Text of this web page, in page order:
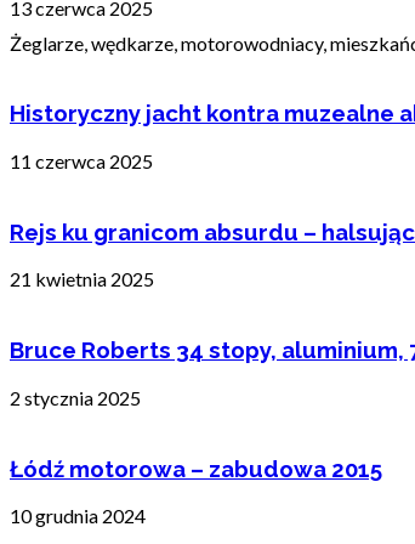
13 czerwca 2025
Żeglarze, wędkarze, motorowodniacy,
Historyczny jacht kontra muzealne
11 czerwca 2025
Rejs ku granicom absurdu –
21 kwietnia 2025
Bruce Roberts 34 stopy, aluminium,
2 stycznia 2025
Łódź motorowa – zabudowa 2015
10 grudnia 2024